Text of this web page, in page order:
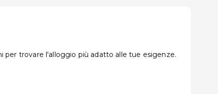
per trovare l'alloggio più adatto alle tue esigenze.